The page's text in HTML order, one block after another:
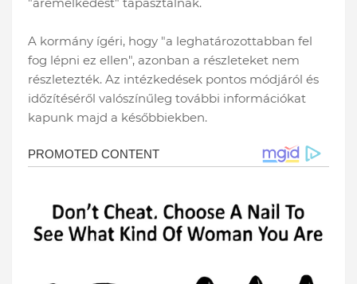
A kormány ígéri, hogy "a leghatározottabban fel
fog lépni ez ellen", azonban a részleteket nem
részletezték. Az intézkedések pontos módjáról és
időzítéséről valószínűleg további információkat
kapunk majd a későbbiekben.